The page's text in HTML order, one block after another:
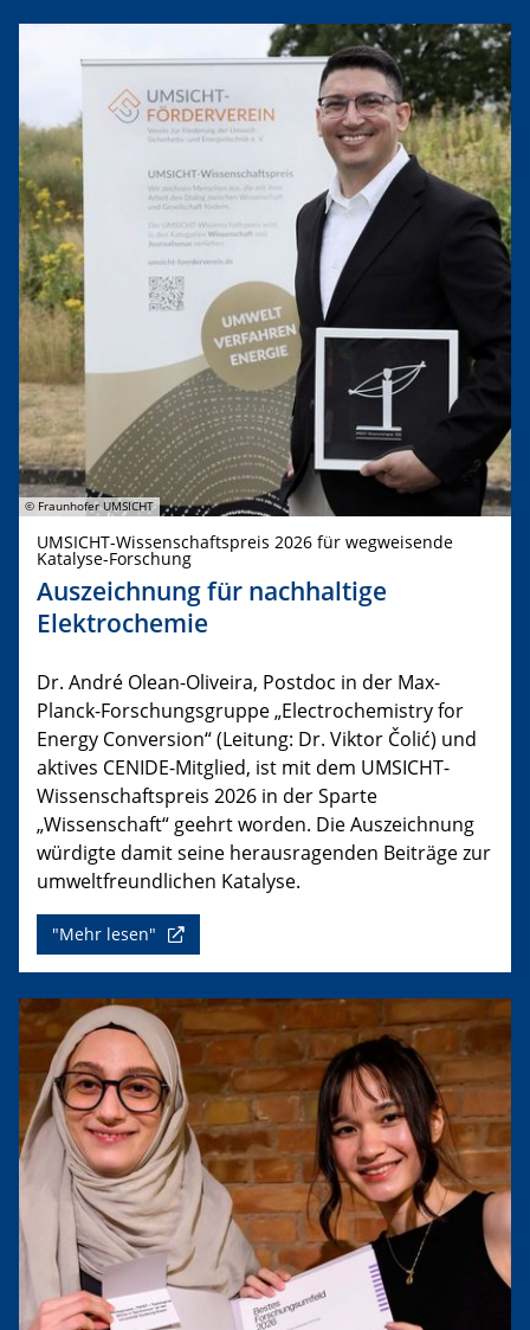
© Fraunhofer UMSICHT
UMSICHT-Wissenschaftspreis 2026 für wegweisende
Katalyse-Forschung
Auszeichnung für nachhaltige
Elektrochemie
Dr. André Olean-Oliveira, Postdoc in der Max-
Planck-Forschungsgruppe „Electrochemistry for
Energy Conversion“ (Leitung: Dr. Viktor Čolić) und
aktives CENIDE-Mitglied, ist mit dem UMSICHT-
Wissenschaftspreis 2026 in der Sparte
„Wissenschaft“ geehrt worden. Die Auszeichnung
würdigte damit seine herausragenden Beiträge zur
umweltfreundlichen Katalyse.
"Mehr lesen"